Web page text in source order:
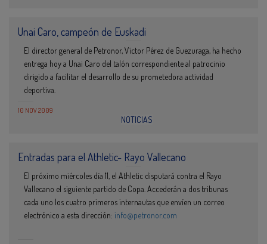
Unai Caro, campeón de Euskadi
El director general de Petronor, Víctor Pérez de Guezuraga, ha hecho
entrega hoy a Unai Caro del talón correspondiente al patrocinio
dirigido a facilitar el desarrollo de su prometedora actividad
deportiva.
10 NOV 2009
NOTICIAS
Entradas para el Athletic- Rayo Vallecano
El próximo miércoles día 11, el Athletic disputará contra el Rayo
Vallecano el siguiente partido de Copa. Accederán a dos tribunas
cada uno los cuatro primeros internautas que envíen un correo
electrónico a esta dirección: info@petronor.com